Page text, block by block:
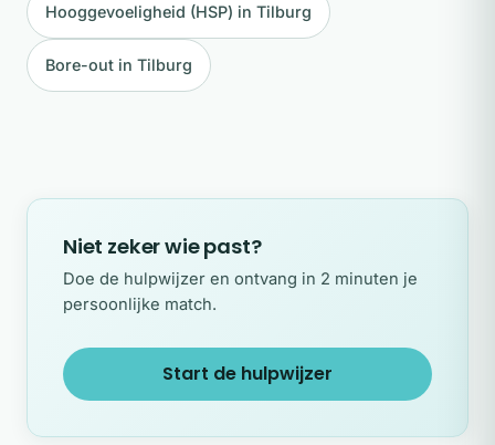
Hooggevoeligheid (HSP) in Tilburg
Bore-out in Tilburg
Niet zeker wie past?
Doe de hulpwijzer en ontvang in 2 minuten je
persoonlijke match.
Start de hulpwijzer